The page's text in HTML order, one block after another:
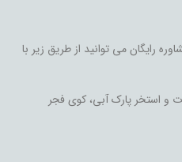
رایگان می توانید از طریق زیر با
و استخر پارک آبی، کوی فجر